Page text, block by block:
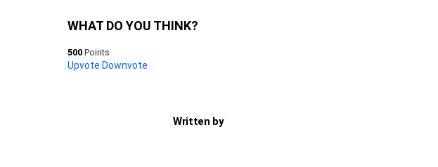
WHAT DO YOU THINK?
500 Points
Upvote Downvote
Written by